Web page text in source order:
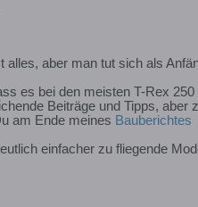
aber man tut sich als
es bei den meisten T-Rex
Beiträge und Tipps,
am Ende meines Bauberichtes
einfacher zu fliegende